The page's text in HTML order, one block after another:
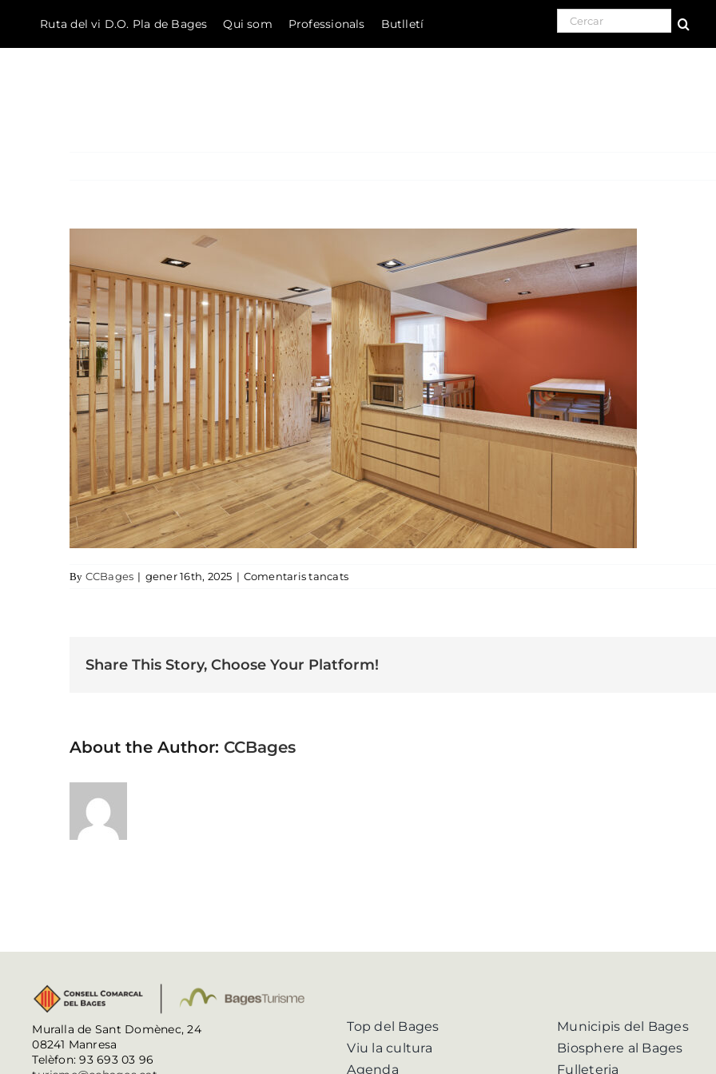
Ruta del vi D.O. Pla de Bages Qui som Professionals Butlletí Search for:
By CCBages | gener 16th, 2025 | Comentaris tancatsa Alberg Montserrat office
Share This Story, Choose Your Platform!
About the Author: CCBages
Muralla de Sant Domènec, 24
08241 Manresa
Telèfon: 93 693 03 96
Top del Bages
Viu la cultura
Agenda
Municipis del Bages
Biosphere al Bages
Fulleteria